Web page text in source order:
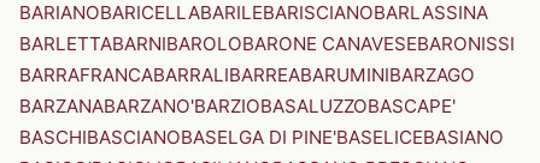
BARIANOBARICELLABARILEBARISCIANOBARLASSINA
BARLETTABARNIBAROLOBARONE CANAVESEBARONISSI
BARRAFRANCABARRALIBARREABARUMINIBARZAGO
BARZANABARZANO'BARZIOBASALUZZOBASCAPE'
BASCHIBASCIANOBASELGA DI PINE'BASELICEBASIANO